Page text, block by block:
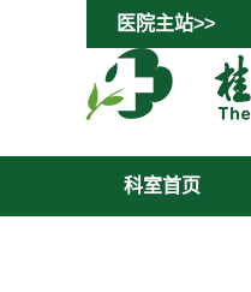
医院主站>>
科室首页